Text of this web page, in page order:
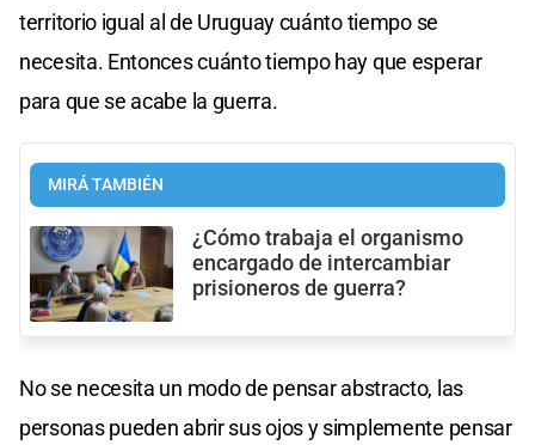
territorio igual al de Uruguay cuánto tiempo se
necesita. Entonces cuánto tiempo hay que esperar
para que se acabe la guerra.
MIRÁ TAMBIÉN
¿Cómo trabaja el organismo
encargado de intercambiar
prisioneros de guerra?
No se necesita un modo de pensar abstracto, las
personas pueden abrir sus ojos y simplemente pensar